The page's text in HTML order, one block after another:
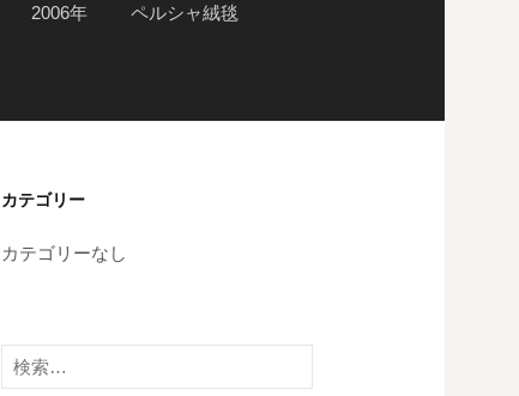
2006年 ペルシャ絨毯
カテゴリー
カテゴリーなし
検
索: